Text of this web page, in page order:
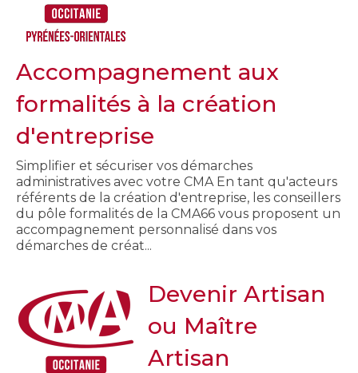
Accompagnement aux
formalités à la création
d'entreprise
Simplifier et sécuriser vos démarches
administratives avec votre CMA En tant qu'acteurs
référents de la création d'entreprise, les conseillers
du pôle formalités de la CMA66 vous proposent un
accompagnement personnalisé dans vos
démarches de créat...
Devenir Artisan
ou Maître
Artisan